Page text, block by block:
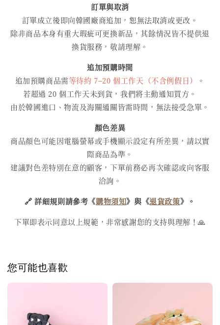
訂單與取消
訂單成立後即向韓國廠商追加，恕無法取消或更改。
除非商品本身有重大瑕疵可更換新品，其餘情況皆不提供退
換貨服務，敬請理解。
追加預購時間
追加預購商品需等待約 7–20 個工作天（不含例假日）
。
若超過 20 個工作天未到貨，我們將主動通知買方。
由於韓國進口、物流及海關通關皆需時間，無法接受急單。
顏色差異
商品顏色可能因電腦螢幕或手機顯示設定有所差異，請以實
際商品為準。
建議對色差特別在意的顧客，下單前務必再次確認或向客服
洽詢。
🔗 詳細規則請參考《購物須知》與《退貨政策》。
下單即表示同意以上規範，非常感謝您的支持與理解！🙏
您可能也喜歡